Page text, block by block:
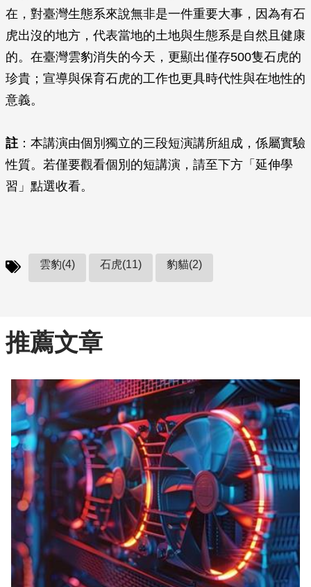
在，對臺灣生態系來說無非是一件重要大事，因為有石
虎出沒的地方，代表當地的土地與生態系是自然且健康
的。在臺灣雲豹消失的今天，更顯出僅存500隻石虎的
珍貴；宣導與保育石虎的工作也更具時代性與在地性的
意義。
註 ：本講演由個別獨立的三段短演講所組成，係屬實驗
性質。若僅要觀看個別的短講演，請至下方「延伸學
習」點選收看。
雲豹(4) 石虎(11) 豹貓(2)
推薦文章